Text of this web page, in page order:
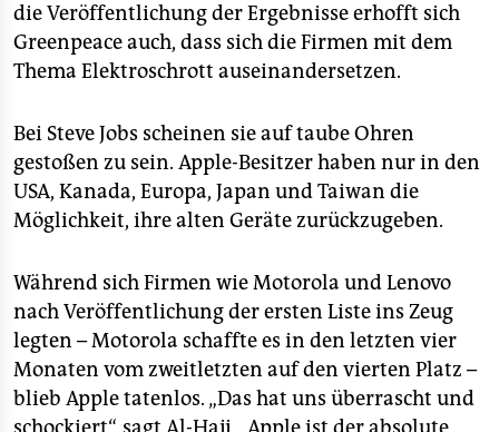
die Veröffentlichung der Ergebnisse erhofft sich
Greenpeace auch, dass sich die Firmen mit dem
Thema Elektroschrott auseinandersetzen.
Bei Steve Jobs scheinen sie auf taube Ohren
gestoßen zu sein. Apple-Besitzer haben nur in den
USA, Kanada, Europa, Japan und Taiwan die
Möglichkeit, ihre alten Geräte zurückzugeben.
Während sich Firmen wie Motorola und Lenovo
nach Veröffentlichung der ersten Liste ins Zeug
legten – Motorola schaffte es in den letzten vier
Monaten vom zweitletzten auf den vierten Platz –
blieb Apple tatenlos. „Das hat uns überrascht und